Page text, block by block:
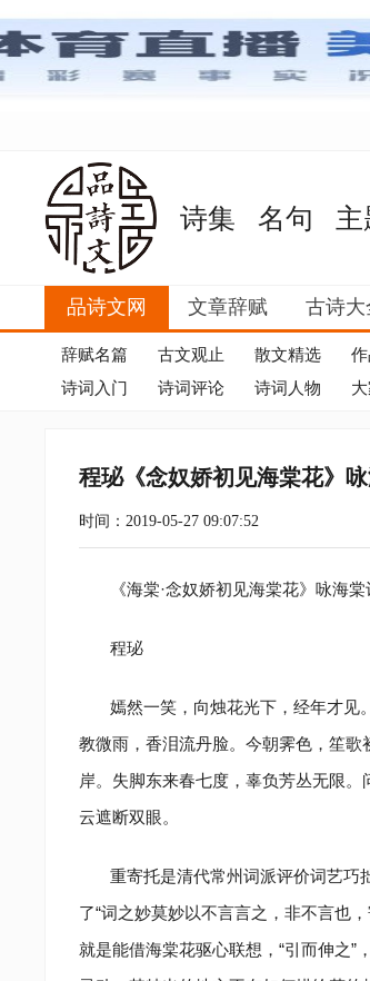
诗集 名句 主
品诗文网 文章辞赋 古诗大
辞赋名篇 古文观止 散文精选
诗词入门
诗词评论 诗词人物
程珌《念奴娇初见海棠花》
时间：2019-05-27 09:07:52
《海棠·念奴娇初见海棠花》咏海
程珌
嫣然一笑，向烛花光下，经年才见
教微雨，香泪流丹脸。今朝霁色，笙
岸。失脚东来春七度，辜负芳丛无限
云遮断双眼。
重寄托是清代常州词派评价词艺巧
了“词之妙莫妙以不言言之，非不言也
就是能借海棠花驱心联想，“引而伸之